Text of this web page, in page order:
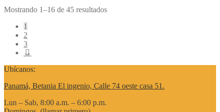
Mostrando 1–16 de 45 resultados
1
2
3
→
Ubícanos:
Panamá, Betania El ingenio, Calle 74 oeste casa 51.
Lun – Sab, 8:00 a.m. – 6:00 p.m.